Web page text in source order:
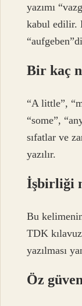
yazımı
kabul edilir.
Bir kaç
“A little”,
“some”,
sıfatlar ve
yazılır.
İşbirliği
Bu
TDK
yazılması
Öz